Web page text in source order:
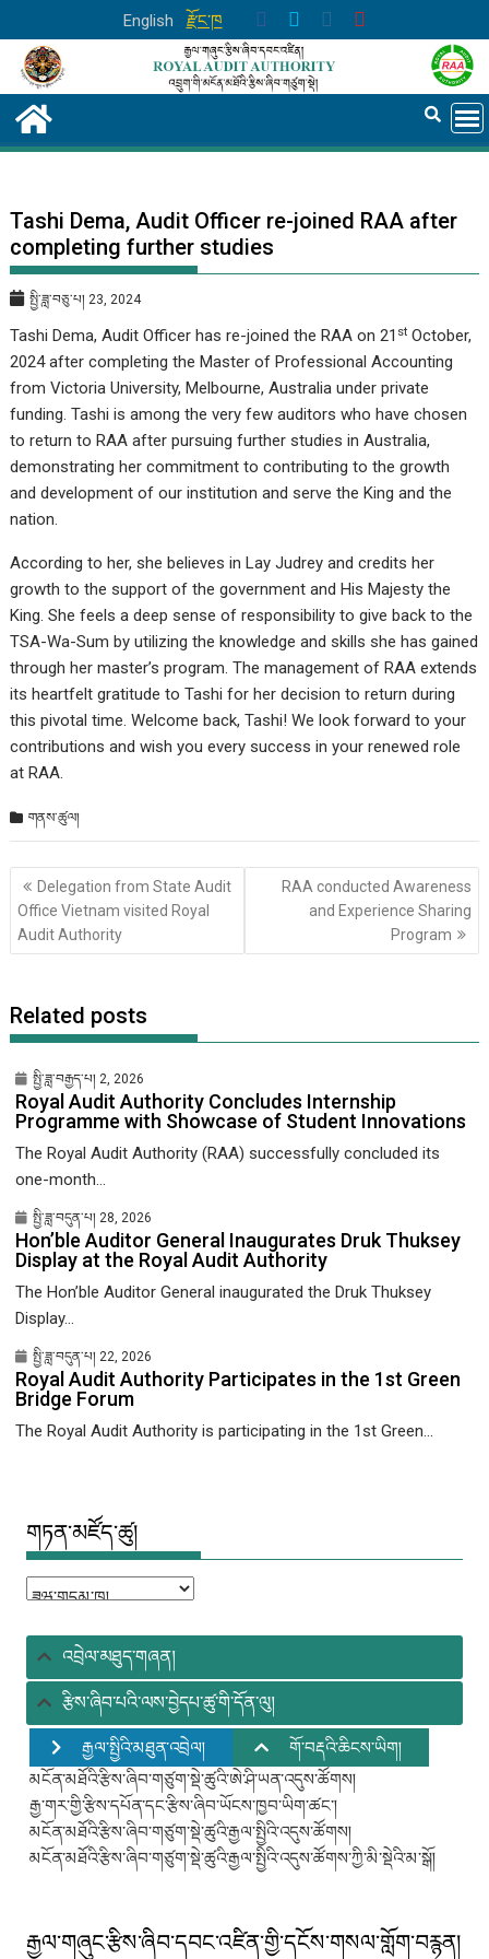
to
content
English རྫོང་ཁ
Tashi Dema, Audit Officer re-joined RAA after
completing further studies
སྤྱི་ཟླ་བཅུ་པ། 23, 2024
Tashi Dema, Audit Officer has re-joined the RAA on 21 st October,
2024 after completing the Master of Professional Accounting
from Victoria University, Melbourne, Australia under private
funding. Tashi is among the very few auditors who have chosen
to return to RAA after pursuing further studies in Australia,
demonstrating her commitment to contributing to the growth
and development of our institution and serve the King and the
nation.
According to her, she believes in Lay Judrey and credits her
growth to the support of the government and His Majesty the
King. She feels a deep sense of responsibility to give back to the
TSA-Wa-Sum by utilizing the knowledge and skills she has gained
through her master’s program. The management of RAA extends
its heartfelt gratitude to Tashi for her decision to return during
this pivotal time. Welcome back, Tashi! We look forward to your
contributions and wish you every success in your renewed role
at RAA.
གནས་ཚུལ།
Post
གི་
འགྲུལ་
ལམ།
Delegation from State Audit
Office Vietnam visited Royal
Audit Authority
RAA conducted Awareness
and Experience Sharing
Program
Related posts
སྤྱི་ཟླ་བརྒྱད་པ། 2, 2026
Royal Audit Authority Concludes Internship
Programme with Showcase of Student Innovations
The Royal Audit Authority (RAA) successfully concluded its
one-month...
སྤྱི་ཟླ་བདུན་པ། 28, 2026
Hon’ble Auditor General Inaugurates Druk Thuksey
Display at the Royal Audit Authority
The Hon’ble Auditor General inaugurated the Druk Thuksey
Display...
སྤྱི་ཟླ་བདུན་པ། 22, 2026
Royal Audit Authority Participates in the 1st Green
Bridge Forum
The Royal Audit Authority is participating in the 1st Green...
གཏན་མཛོད་ཚུ།
གཏན་
ཚུ།
འབྲེལ་མཐུད་གཞན།
རྩིས་ཞིབ་པའི་ལས་བྱེདཔ་ཚུ་གི་དོན་ལུ།
རྒྱལ་སྤྱིའི་མཐུན་འབྲེལ།
གོ་བརྡའི་ཆིངས་ཡིག།
མངོན་མཐོའི་རྩིས་ཞིབ་གཙུག་སྡེ་ཚུའི་ཨེ་ཤི་ཡན་འདུས་ཚོགས།
རྒྱ་གར་གྱི་རྩིས་དཔོན་དང་རྩིས་ཞིབ་ཡོངས་ཁྱབ་ཡིག་ཚང་།
མངོན་མཐོའི་རྩིས་ཞིབ་གཙུག་སྡེ་ཚུའི་རྒྱལ་སྤྱིའི་འདུས་ཚོགས།
མངོན་མཐོའི་རྩིས་ཞིབ་གཙུག་སྡེ་ཚུའི་རྒྱལ་སྤྱིའི་འདུས་ཚོགས་ཀྱི་མི་སྡེའི་མ་སྒོ།
རྒྱལ་གཞུང་རྩིས་ཞིབ་དབང་འཛིན་གྱི་དངོས་གསལ་གློག་བརྙན།